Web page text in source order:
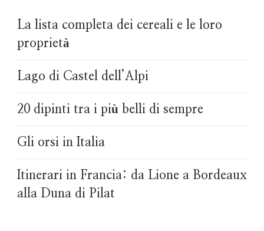
La lista completa dei cereali e le loro
proprietà
Lago di Castel dell’Alpi
20 dipinti tra i più belli di sempre
Gli orsi in Italia
Itinerari in Francia: da Lione a Bordeaux
alla Duna di Pilat